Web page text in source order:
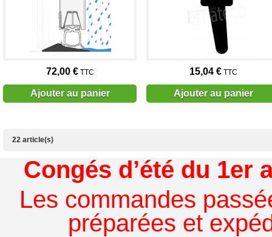
72,00 €TTC
Ajouter au panier
15,04 €TTC
Ajouter au panier
22 article(s)
Congés d’été du 1er
Les commandes
préparées et